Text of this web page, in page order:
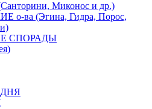
Миконос и др.)
о-ва (Эгина, Гидра, Порос,
СПОРАДЫ